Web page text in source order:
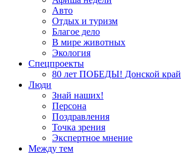
Авто
Отдых и туризм
Благое дело
В мире животных
Экология
Спецпроекты
80 лет ПОБЕДЫ! Донской край
Люди
Знай наших!
Персона
Поздравления
Точка зрения
Экспертное мнение
Между тем